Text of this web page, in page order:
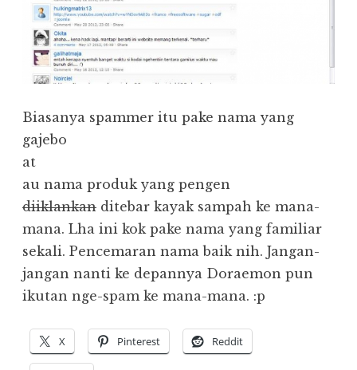
Biasanya spammer itu pake nama yang
gajebo
at
au nama produk yang pengen
diiklankan ditebar kayak sampah ke mana-
mana. Lha ini kok pake nama yang familiar
sekali. Pencemaran nama baik nih. Jangan-
jangan nanti ke depannya Doraemon pun
ikutan nge-spam ke mana-mana. :p
X Pinterest Reddit